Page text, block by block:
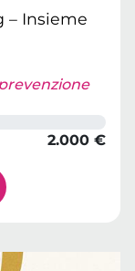
– Insieme
2.000 €